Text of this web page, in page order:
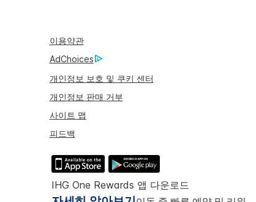
이용약관
AdChoices
개인정보 보호 및 쿠키 센터
개인정보 판매 거부
사이트 맵
피드백
IHG One Rewards 앱 다운로드